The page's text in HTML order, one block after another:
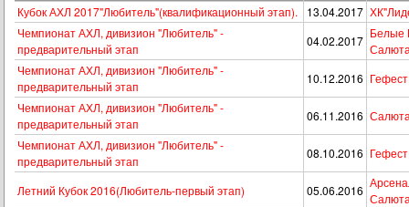
Кубок АХЛ 2017"Любитель"(квалификационный этап). 13.04.2017
Чемпионат АХЛ, дивизион "Любитель" -
предварительный этап
04.02.2017
Белые
Чемпионат АХЛ, дивизион "Любитель" -
предварительный этап
10.12.2016
Чемпионат АХЛ, дивизион "Любитель" -
предварительный этап
06.11.2016
Чемпионат АХЛ, дивизион "Любитель" -
предварительный этап
08.10.2016
Летний Кубок 2016(Любитель-первый этап) 05.06.2016